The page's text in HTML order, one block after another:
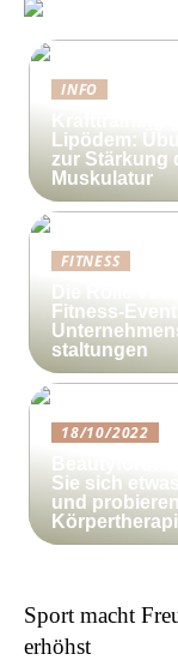
INFO
Lipödem:
zur Stärkung
Muskulatur
FITNESS
Fitness-
staltungen
18/10/2022
Sie sich etwas
und
Sport macht
erhöhst